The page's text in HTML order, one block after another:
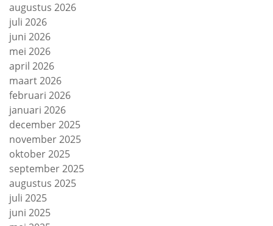
augustus 2026
juli 2026
juni 2026
mei 2026
april 2026
maart 2026
februari 2026
januari 2026
december 2025
november 2025
oktober 2025
september 2025
augustus 2025
juli 2025
juni 2025